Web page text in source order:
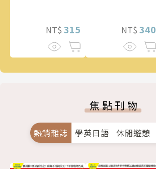
NT$ 315
的情慾與驚悚！
NT$ 340
焦點刊物
熱銷雜誌 學英日語 休閒遊憩